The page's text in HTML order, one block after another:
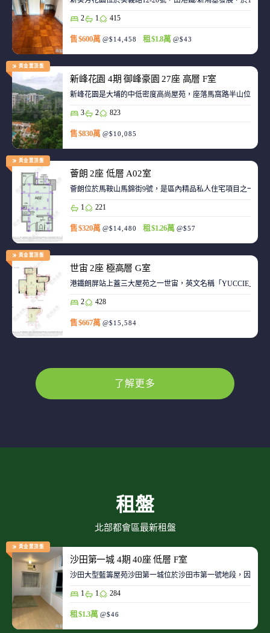
2 1 415
售 $600萬 @$14,458 租 $1.8萬 @$43
黃金置頂盤
新峰花園 4期 御峰豪園 27座 高層 F室
新峰花園是大埔的中低密度高尚屋苑，座落馬窩路半山位置
3 2 823
售 $830萬 @$10,085
黃金置頂盤
薈朗 2座 低層 A02室
薈朗位於馬鞍山馬錦街9號，是區內精品私人住宅項目之一，
1 221
售 $320萬 @$14,480 租 $1.26萬 @$57
黃金置頂盤
世宙 2座 極高層 G室
港鐵朗屏站上蓋三大屋苑之一世宙，英文名稱「YUCCIE」，
2 428
售 $667萬 @$15,584
了解更多
租盤
北部都會區最新租盤
黃金置頂盤
沙田第一城 4期 40座 低層 F室
沙田大型藍籌屋苑沙田第一城位於沙田市第一號地段，因此
1 1 284
租 $1.3萬 @$46